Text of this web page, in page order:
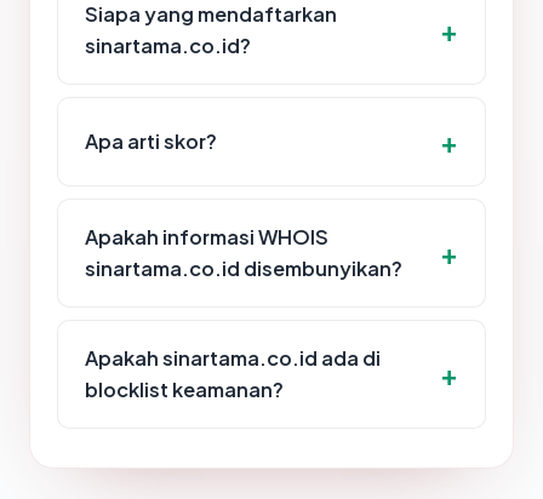
Siapa yang mendaftarkan
sinartama.co.id?
Apa arti skor?
Apakah informasi WHOIS
sinartama.co.id disembunyikan?
Apakah sinartama.co.id ada di
blocklist keamanan?